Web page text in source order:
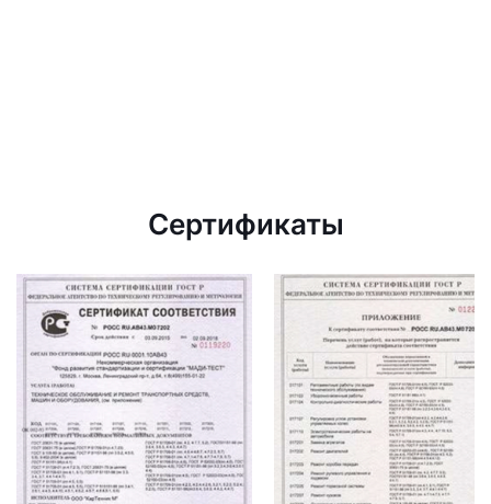
Сертификаты